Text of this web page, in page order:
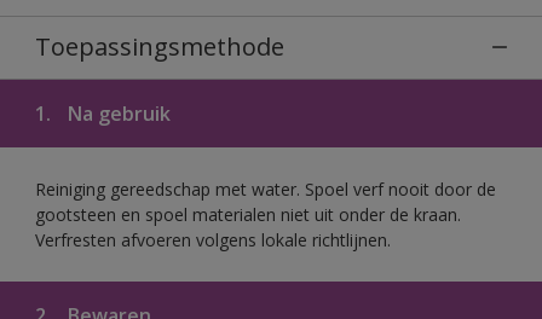
Toepassingsmethode
1. Na gebruik
Reiniging gereedschap met water. Spoel verf nooit door de
gootsteen en spoel materialen niet uit onder de kraan.
Verfresten afvoeren volgens lokale richtlijnen.